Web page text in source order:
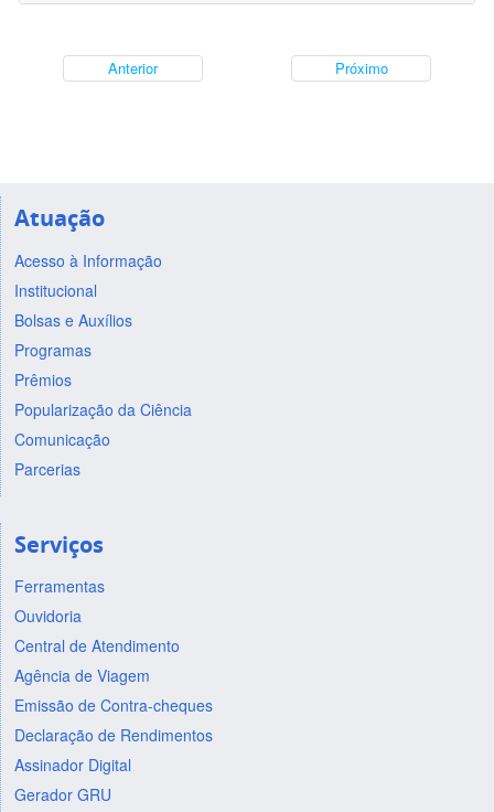
Anterior Próximo
Atuação
Acesso à Informação
Institucional
Bolsas e Auxílios
Programas
Prêmios
Popularização da Ciência
Comunicação
Parcerias
Serviços
Ferramentas
Ouvidoria
Central de Atendimento
Agência de Viagem
Emissão de Contra-cheques
Declaração de Rendimentos
Assinador Digital
Gerador GRU